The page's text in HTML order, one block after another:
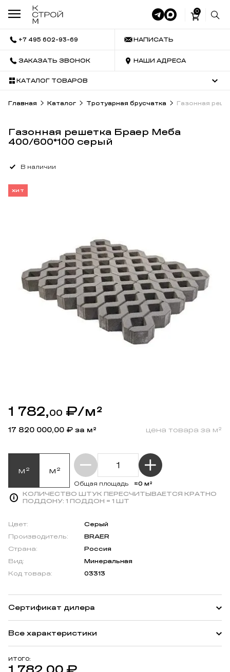
0
+7 495 602-93-69 НАПИСАТЬ
ЗАКАЗАТЬ ЗВОНОК НАШИ АДРЕСА
КАТАЛОГ ТОВАРОВ
Главная Каталог Тротуарная брусчатка Газонная
Газонная решетка Браер Меба
400/600*100 серый
В наличии
ХИТ
1 782,00 ₽/м²
17 820 000,00 ₽ за м² цена товара за м²
м² м²
Общая площадь
≈0 м²
КОЛИЧЕСТВО ШТУК ПЕРЕСЧИТЫВАЕТСЯ КРАТНО
ПОДДОНУ: 1 ПОДДОН = 1 ШТ
ИТОГО:
1 782,00 ₽
Цвет:
Серый
Производитель:
BRAER
Страна:
Россия
Вид:
Минеральная
Код товара:
03313
Все характеристики
Сертификат дилера